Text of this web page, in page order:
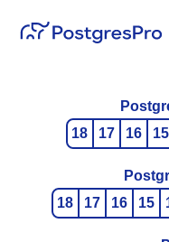
18
17 16 15
18
17 16 15